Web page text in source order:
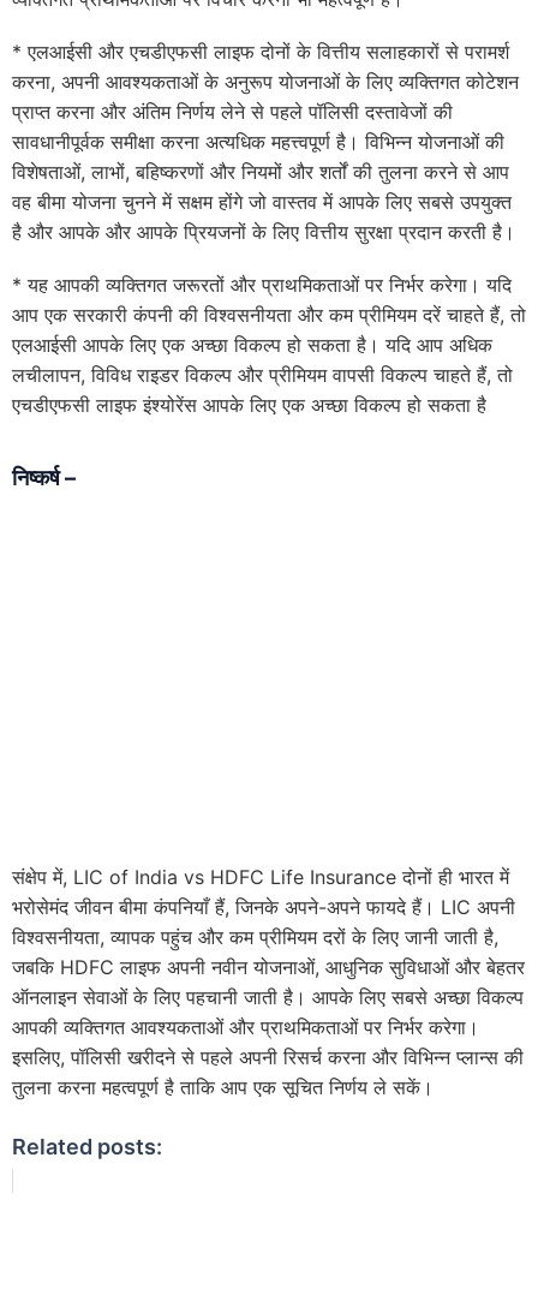
* एलआईसी और एचडीएफसी लाइफ दोनों के वित्तीय सलाहकारों से परामर्श
करना, अपनी आवश्यकताओं के अनुरूप योजनाओं के लिए व्यक्तिगत कोटेशन
प्राप्त करना और अंतिम निर्णय लेने से पहले पॉलिसी दस्तावेजों की
सावधानीपूर्वक समीक्षा करना अत्यधिक महत्त्वपूर्ण है। विभिन्न योजनाओं की
विशेषताओं, लाभों, बहिष्करणों और नियमों और शर्तों की तुलना करने से आप
वह बीमा योजना चुनने में सक्षम होंगे जो वास्तव में आपके लिए सबसे उपयुक्त
है और आपके और आपके प्रियजनों के लिए वित्तीय सुरक्षा प्रदान करती है।
* यह आपकी व्यक्तिगत जरूरतों और प्राथमिकताओं पर निर्भर करेगा। यदि
आप एक सरकारी कंपनी की विश्वसनीयता और कम प्रीमियम दरें चाहते हैं, तो
एलआईसी आपके लिए एक अच्छा विकल्प हो सकता है। यदि आप अधिक
लचीलापन, विविध राइडर विकल्प और प्रीमियम वापसी विकल्प चाहते हैं, तो
एचडीएफसी लाइफ इंश्योरेंस आपके लिए एक अच्छा विकल्प हो सकता है
निष्कर्ष –
संक्षेप में, LIC of India vs HDFC Life Insurance दोनों ही भारत में
भरोसेमंद जीवन बीमा कंपनियाँ हैं, जिनके अपने-अपने फायदे हैं। LIC अपनी
विश्वसनीयता, व्यापक पहुंच और कम प्रीमियम दरों के लिए जानी जाती है,
जबकि HDFC लाइफ अपनी नवीन योजनाओं, आधुनिक सुविधाओं और बेहतर
ऑनलाइन सेवाओं के लिए पहचानी जाती है। आपके लिए सबसे अच्छा विकल्प
आपकी व्यक्तिगत आवश्यकताओं और प्राथमिकताओं पर निर्भर करेगा।
इसलिए, पॉलिसी खरीदने से पहले अपनी रिसर्च करना और विभिन्न प्लान्स की
तुलना करना महत्वपूर्ण है ताकि आप एक सूचित निर्णय ले सकें।
Related posts: